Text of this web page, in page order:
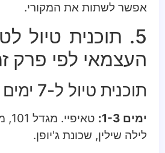
אפשר לשתות את המקורי.
5. תוכנית טיול
העצמאי לפי פרק
תוכנית טיול ל-7 ימים בטיוואן
ימים 1-3:
לילה שילין, שכונת ג'יופן.